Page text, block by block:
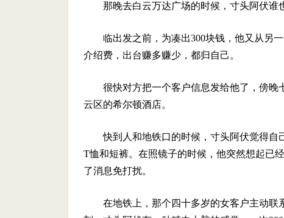
那晚去白云万达广场的时候，寸头阿伏谁
临出发之前，为凑出300块钱，他又从另
介绍费，出台赚多赚少，都归自己。
很快对方把一个客户信息发给他了，傍晚
云区的希尔顿酒店。
快到人和地铁口的时候，寸头阿伏觉得自
T恤和短裤。在照镜子的时候，他突然想起已
了消息免打扰。
在地铁上，那个四十多岁的女客户主动